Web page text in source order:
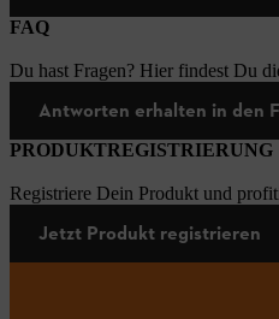
FAQ
Du hast Fragen? Hier findest Du
Antworten erhalten in den
PRODUKTREGISTRIERUNG
Registriere Dein Produkt und
Jetzt Produkt registrieren